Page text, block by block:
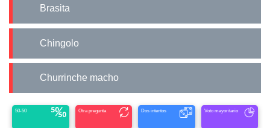
Brasita
Chingolo
Churrinche macho
50-50 Otra pregunta Dos intentos Voto mayoritario